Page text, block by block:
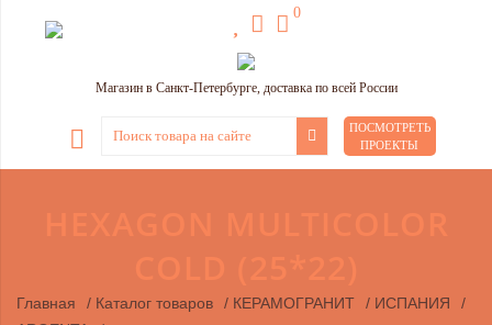
0
Магазин в Санкт-Петербурге, доставка по всей России
ПОСМОТРЕТЬ
ПРОЕКТЫ
Главная / Каталог товаров / КЕРАМОГРАНИТ / ИСПАНИЯ
/